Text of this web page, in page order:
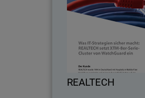
REALTECH
WatchGuard hat bei
besten
wurden